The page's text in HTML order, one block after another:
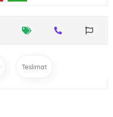
Teslimat